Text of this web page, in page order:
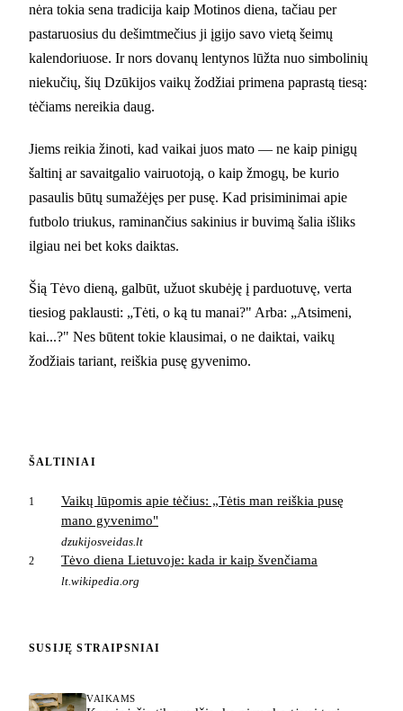
nėra tokia sena tradicija kaip Motinos diena, tačiau per
pastaruosius du dešimtmečius ji įgijo savo vietą šeimų
kalendoriuose. Ir nors dovanų lentynos lūžta nuo simbolinių
niekučių, šių Dzūkijos vaikų žodžiai primena paprastą tiesą:
tėčiams nereikia daug.
Jiems reikia žinoti, kad vaikai juos mato — ne kaip pinigų
šaltinį ar savaitgalio vairuotoją, o kaip žmogų, be kurio
pasaulis būtų sumažėjęs per pusę. Kad prisiminimai apie
futbolo triukus, raminančius sakinius ir buvimą šalia išliks
ilgiau nei bet koks daiktas.
Šią Tėvo dieną, galbūt, užuot skubėję į parduotuvę, verta
tiesiog paklausti: „Tėti, o ką tu manai?" Arba: „Atsimeni,
kai...?" Nes būtent tokie klausimai, o ne daiktai, vaikų
žodžiais tariant, reiškia pusę gyvenimo.
ŠALTINIAI
1
Vaikų lūpomis apie tėčius: „Tėtis man reiškia pusę
mano gyvenimo"
dzukijosveidas.lt
2 Tėvo diena Lietuvoje: kada ir kaip švenčiama
lt.wikipedia.org
SUSIJĘ STRAIPSNIAI
VAIKAMS